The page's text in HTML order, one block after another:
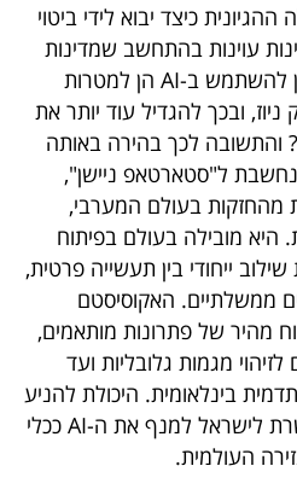
כיצד יבוא לידי ביטוי
עוינות בהתחשב שמדינות
עוינות לישראל יכולות גם הן להשתמש ב-AI הן למטרות
ובכך להגדיל עוד יותר את
והתשובה לכך בהירה באותה
ל"סטארטאפ ניישן",
מהחזקות בעולם המערבי,
היא מובילה בעולם בפיתוח
ייחודי בין תעשייה פרטית,
ממשלתיים. האקוסיסטם
מהיר של פתרונות מותאמים,
מגמות גלובליות ועד
בינלאומית. היכולת להניע
חדשנות בקצב מהיר מאפשרת לישראל למנף את ה-AI ככלי
העולמית.